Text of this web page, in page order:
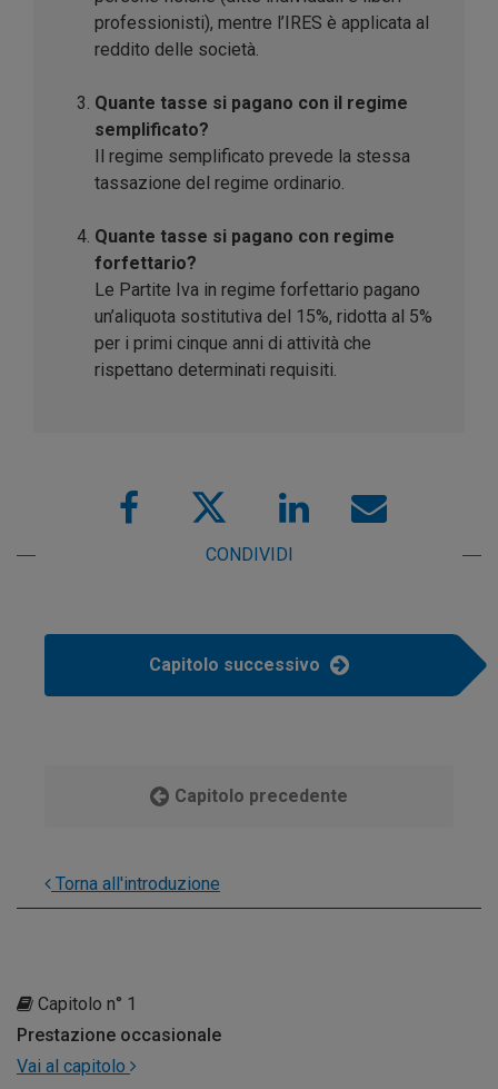
professionisti), mentre l’IRES è applicata al
reddito delle società.
Quante tasse si pagano con il regime
semplificato?
Il regime semplificato prevede la stessa
tassazione del regime ordinario.
Quante tasse si pagano con regime
forfettario?
Le Partite Iva in regime forfettario pagano
un’aliquota sostitutiva del 15%, ridotta al 5%
per i primi cinque anni di attività che
rispettano determinati requisiti.
CONDIVIDI
Capitolo successivo
Capitolo precedente
Torna all'introduzione
Capitolo n° 1
Prestazione occasionale
Vai al capitolo